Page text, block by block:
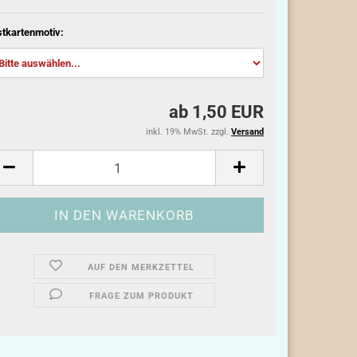
ab 1,50 EUR
inkl. 19% MwSt. zzgl. Versand
AUF DEN MERKZETTEL
FRAGE ZUM PRODUKT